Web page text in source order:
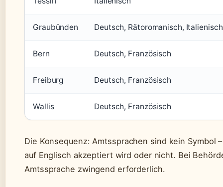
Graubünden Deutsch, Rätoromanisch, Italienisch
Bern Deutsch, Französisch
Freiburg Deutsch, Französisch
Wallis Deutsch, Französisch
Die Konsequenz: Amtssprachen sind kein Symbol
auf Englisch akzeptiert wird oder nicht. Bei
Amtssprache zwingend erforderlich.